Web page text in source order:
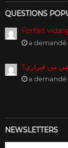
QUESTIONS
Forfait
a demandé
من فيراري؟
a demandé
NEWSLETTERS